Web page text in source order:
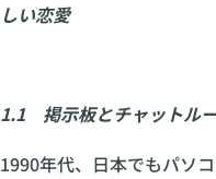
しい恋愛
1.1 掲示板とチャットル
1990年代、日本でもパソ